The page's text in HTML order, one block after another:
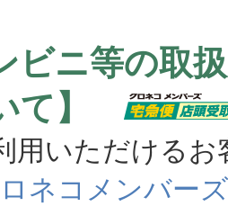
ビニ等の取
て】
いただけるお
ネコメンバーズ